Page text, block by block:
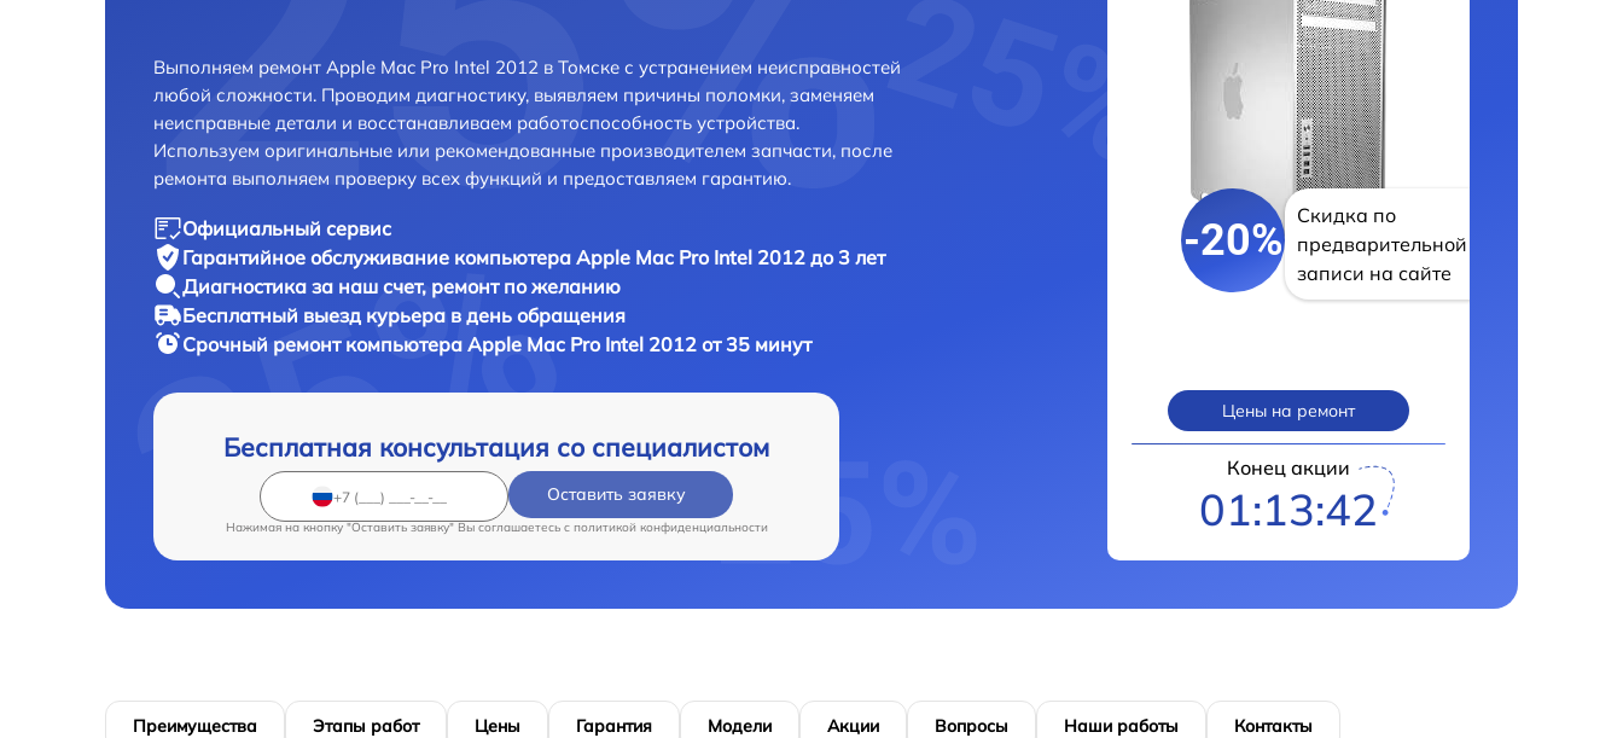
Выполняем ремонт Apple Mac Pro Intel 2012 в Томске с устранением неисправностей
любой сложности. Проводим диагностику, выявляем причины поломки, заменяем
неисправные детали и восстанавливаем работоспособность устройства.
Используем оригинальные или рекомендованные производителем запчасти, после
ремонта выполняем проверку всех функций и предоставляем гарантию.
Официальный сервис
Гарантийное обслуживание компьютера Apple Mac Pro Intel 2012 до 3 лет
Диагностика за наш счет, ремонт по желанию
Бесплатный выезд курьера в день обращения
Срочный ремонт компьютера Apple Mac Pro Intel 2012 от 35 минут
Бесплатная консультация со специалистом
Оставить заявку
Нажимая на кнопку "Оставить заявку" Вы соглашаетесь c политикой конфиденциальности
-20%
Скидка по
предварительной
записи на сайте
Цены на ремонт
Конец акции
01:13:41
Преимущества Этапы работ Цены Гарантия Модели Акции Вопросы Наши работы Контакты